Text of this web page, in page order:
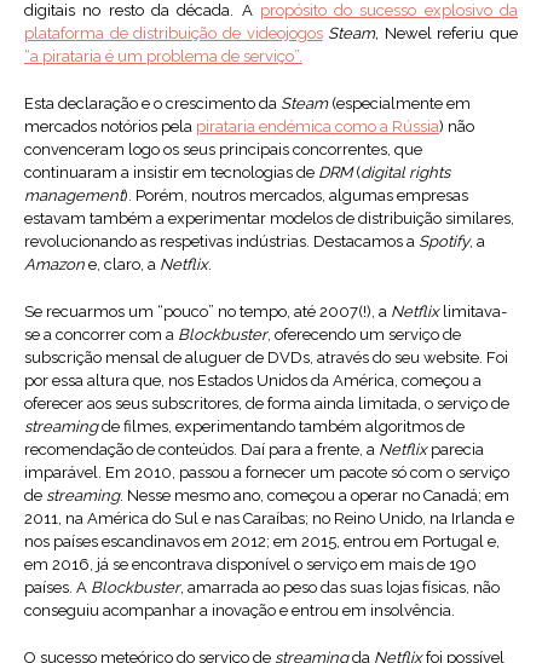
digitais no resto da década. A propósito do sucesso explosivo da
plataforma de distribuição de videojogos Steam, Newel referiu que
“a pirataria é um problema de serviço”.
Esta declaração e o crescimento da Steam(especialmente em
mercados notórios pela pirataria endémica como a Rússia) não
convenceram logo os seus principais concorrentes, que
continuaram a insistir em tecnologias de DRM(digital rights
management). Porém, noutros mercados, algumas empresas
estavam também a experimentar modelos de distribuição similares,
revolucionando as respetivas indústrias. Destacamos a Spotify, a
Amazon e, claro, a Netflix.
Se recuarmos um “pouco” no tempo, até 2007(!), a Netflixlimitava-
se a concorrer com a Blockbuster, oferecendo um serviço de
subscrição mensal de aluguer de DVDs, através do seu website. Foi
por essa altura que, nos Estados Unidos da América, começou a
oferecer aos seus subscritores, de forma ainda limitada, o serviço de
streamingde filmes, experimentando também algoritmos de
recomendação de conteúdos. Daí para a frente, a Netflixparecia
imparável. Em 2010, passou a fornecer um pacote só com o serviço
de streaming. Nesse mesmo ano, começou a operar no Canadá; em
2011, na América do Sul e nas Caraíbas; no Reino Unido, na Irlanda e
nos países escandinavos em 2012; em 2015, entrou em Portugal e,
em 2016, já se encontrava disponível o serviço em mais de 190
países. A Blockbuster, amarrada ao peso das suas lojas físicas, não
conseguiu acompanhar a inovação e entrou em insolvência.
O sucesso meteórico do serviço de streamingda Netflixfoi possível